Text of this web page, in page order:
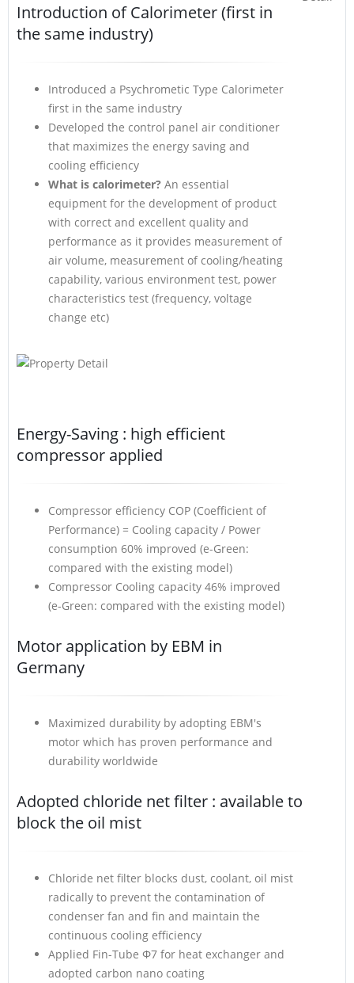
Introduction of Calorimeter (first in
the same industry)
Introduced a Psychrometic Type Calorimeter
first in the same industry
Developed the control panel air conditioner
that maximizes the energy saving and
cooling efficiency
What is calorimeter? An essential
equipment for the development of product
with correct and excellent quality and
performance as it provides measurement of
air volume, measurement of cooling/heating
capability, various environment test, power
characteristics test (frequency, voltage
change etc)
Energy-Saving : high efficient
compressor applied
Compressor efficiency COP (Coefficient of
Performance) = Cooling capacity / Power
consumption 60% improved (e-Green:
compared with the existing model)
Compressor Cooling capacity 46% improved
(e-Green: compared with the existing model)
Motor application by EBM in
Germany
Maximized durability by adopting EBM's
motor which has proven performance and
durability worldwide
Adopted chloride net filter : available to
block the oil mist
Chloride net filter blocks dust, coolant, oil mist
radically to prevent the contamination of
condenser fan and fin and maintain the
continuous cooling efficiency
Applied Fin-Tube Φ7 for heat exchanger and
adopted carbon nano coating